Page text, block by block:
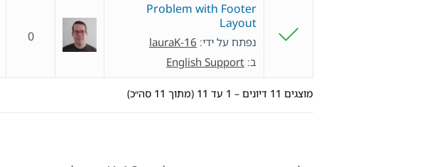
Problem with Footer
Layout
נפתח על ידי: lauraK-16
ב: English Support
0
מוצגים 11 דיונים – 1 עד 11 (מתוך 11 סה״כ)